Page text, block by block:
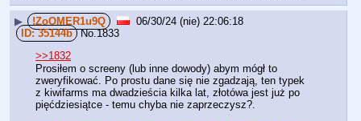
▶ !ZoOMER1u9Q
06/30/24 (nie) 22:06:18
35144b
No.1833
>>1832
Prosiłem o screeny (lub inne dowody) abym mógł to
zweryfikować. Po prostu dane się nie zgadzają, ten typek
z kiwifarms ma dwadzieścia kilka lat, złotówa jest już po
pięćdziesiątce - temu chyba nie zaprzeczysz?.